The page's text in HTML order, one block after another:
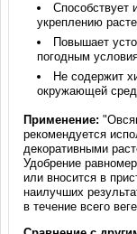
Способствует
укреплению
Повышает
погодным
Не содержит
окружающей
Применение:
рекомендуется
декоративными
Удобрение
или вносится в
наилучших
в течение всего